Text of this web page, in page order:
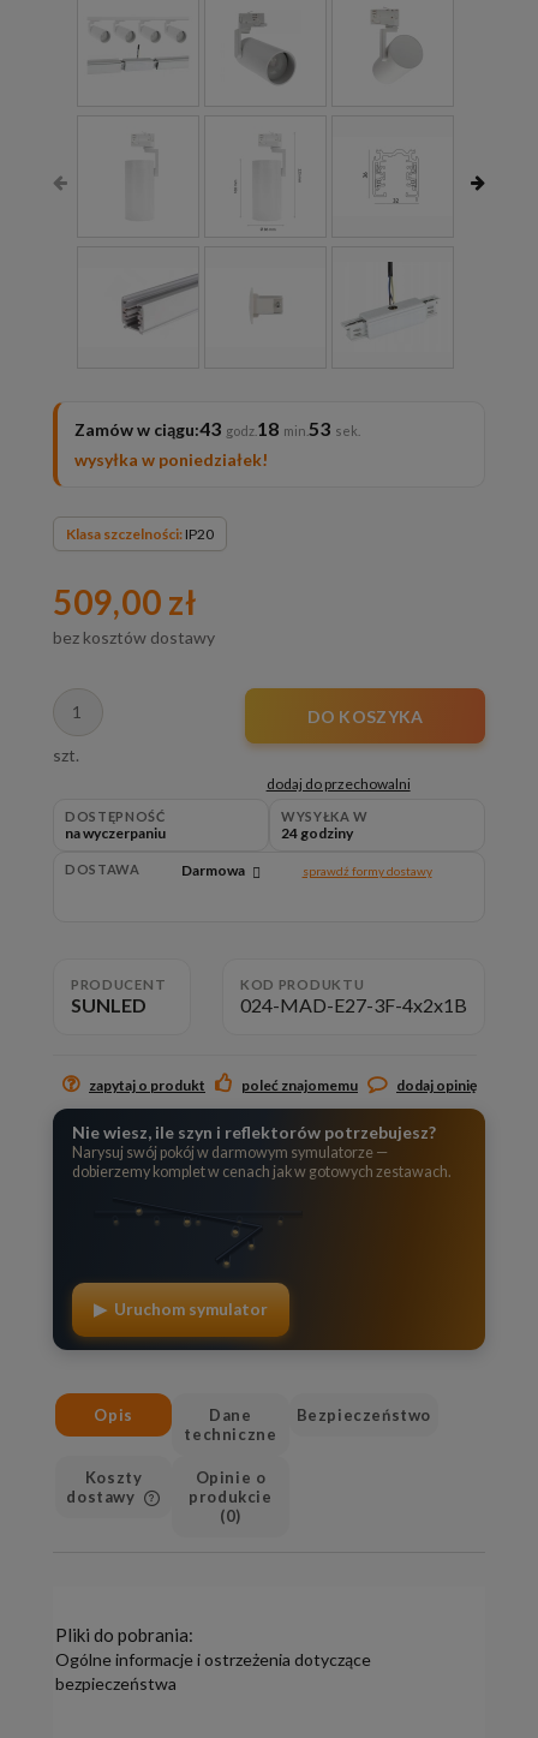
Zamów w ciągu:43 18 51
wysyłka w poniedziałek!
Klasa szczelności: IP20
509,00 zł
bez kosztów dostawy
szt.
DO KOSZYKA
dodaj do przechowalni
DOSTĘPNOŚĆ
na wyczerpaniu
WYSYŁKA W
24 godziny
DOSTAWA Darmowa sprawdź formy dostawy
PRODUCENT
SUNLED
KOD PRODUKTU
024-MAD-E27-3F-4x2x1B
zapytaj o produkt poleć znajomemu dodaj opinię
Nie wiesz, ile szyn i reflektorów potrzebujesz?
Narysuj swój pokój w darmowym symulatorze —
dobierzemy komplet w cenach jak w gotowych zestawach.
▶ Uruchom symulator
Opis
Dane
techniczne
Bezpieczeństwo
Koszty
dostawy
Cena nie zawiera ewentualnych
Opinie o
produkcie
(0)
Pliki do pobrania:
Ogólne informacje i ostrzeżenia dotyczące
bezpieczeństwa